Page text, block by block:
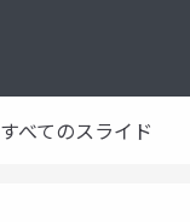
すべてのスライド